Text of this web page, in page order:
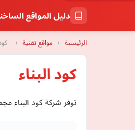
دليل المواقع
الرئيسية › مواقع تقنية ›
كود البناء
توفر شركة كود البناء